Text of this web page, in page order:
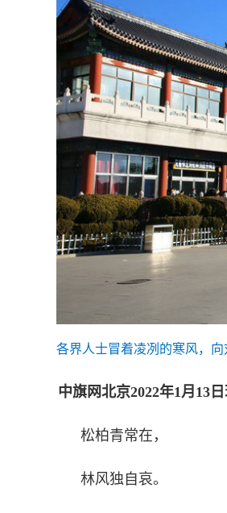
各界人士冒着凌冽的寒风，
中旗网北京2022年1月13
松柏青常在，
林风独自哀。